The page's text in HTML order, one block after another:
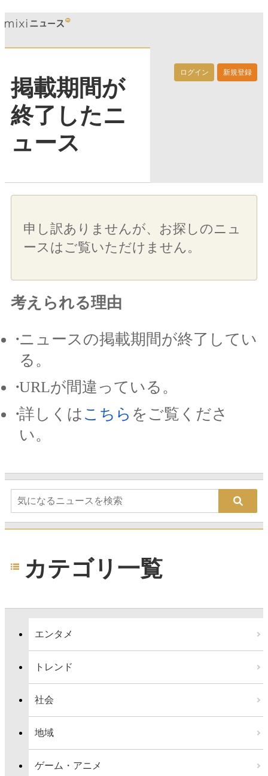
ログイン 新規登録
掲載期間が
終了したニ
ュース
申し訳ありませんが、お探しのニュ
ースはご覧いただけません。
考えられる理由
ニュースの掲載期間が終了してい
る。
URLが間違っている。
詳しくは こちら をご覧くださ
い。
カテゴリ一覧
エンタメ
トレンド
社会
地域
ゲーム・アニメ